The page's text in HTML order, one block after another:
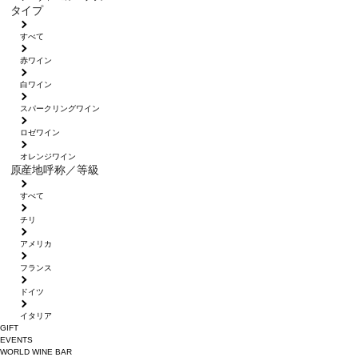
タイプ
すべて
赤ワイン
白ワイン
スパークリングワイン
ロゼワイン
オレンジワイン
原産地呼称／等級
すべて
チリ
アメリカ
フランス
ドイツ
イタリア
GIFT
EVENTS
WORLD WINE BAR